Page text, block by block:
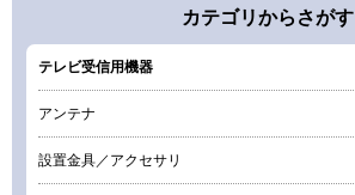
カテゴリからさがす
テレビ受信用機器
アンテナ
設置金具／アクセサリ